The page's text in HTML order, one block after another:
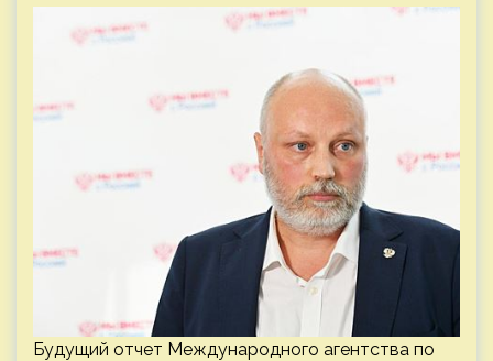
Будущий отчет Международного агентства по